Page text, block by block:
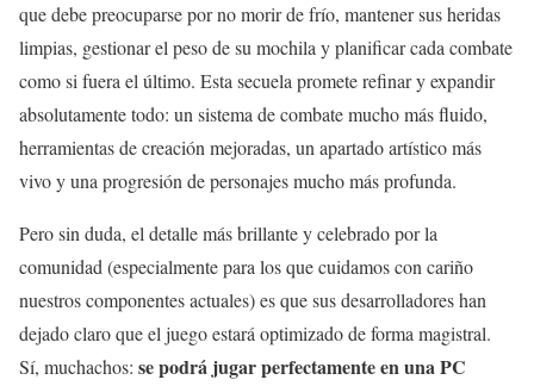
que debe preocuparse por no morir de frío, mantener sus heridas
limpias, gestionar el peso de su mochila y planificar cada combate
como si fuera el último. Esta secuela promete refinar y expandir
absolutamente todo: un sistema de combate mucho más fluido,
herramientas de creación mejoradas, un apartado artístico más
vivo y una progresión de personajes mucho más profunda.
Pero sin duda, el detalle más brillante y celebrado por la
comunidad (especialmente para los que cuidamos con cariño
nuestros componentes actuales) es que sus desarrolladores han
dejado claro que el juego estará optimizado de forma magistral.
Sí, muchachos: se podrá jugar perfectamente en una PC